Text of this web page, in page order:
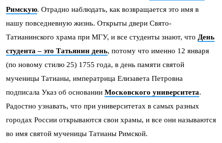
Римскую. Отрадно наблюдать, как возвращается это имя в
нашу повседневную жизнь. Открыты двери Свято-
Татианинского храма при МГУ, и все студенты знают, что День
студента – это Татьянин день, потому что именно 12 января
(по новому стилю 25) 1755 года, в день памяти святой
мученицы Татианы, императрица Елизавета Петровна
подписала Указ об основании Московского университета.
Радостно узнавать, что при университетах в самых разных
городах России открываются свои храмы, и все они называются
во имя святой мученицы Татианы Римской.